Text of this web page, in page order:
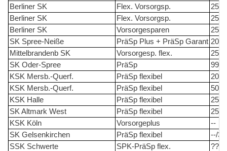
Berliner SK
Flex. Vorsorgsp.
25
Berliner SK
Flex. Vorsorgsp.
25
Berliner SK
Vorsorgesparen
25
SK Spree-Neiße
PräSp Plus + PräSp Garant 20
Mittelbrandenb SK
Vorsorgesp. flex.
25
SK Oder-Spree
PräSp
99
KSK Mersb.-Querf.
PräSp flexibel
20
KSK Mersb.-Querf.
PräSp flexibel
50
KSK Halle
PräSp flexibel
25
SK Altmark West
PräSp flexibel
25
KSK Köln
Vorsorgeplus
--
SK Gelsenkirchen
PräSp flexibel
--/
SSK Schwerte
SPK-PräSp flex.
??